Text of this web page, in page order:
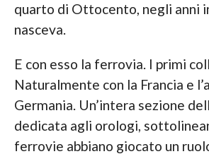
quarto di Ottocento, negli anni
nasceva.
E con esso la ferrovia. I primi
Naturalmente con la Francia e
Germania. Un’intera sezione
dedicata agli orologi,
ferrovie abbiano giocato un